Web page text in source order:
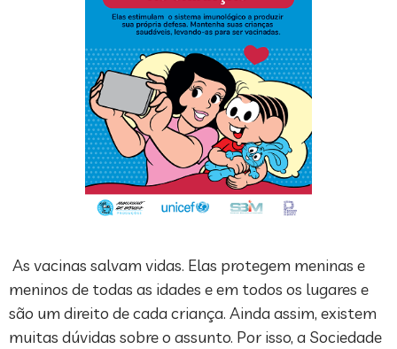
As vacinas salvam vidas. Elas protegem meninas e
meninos de todas as idades e em todos os lugares e
são um direito de cada criança. Ainda assim, existem
muitas dúvidas sobre o assunto. Por isso, a Sociedade